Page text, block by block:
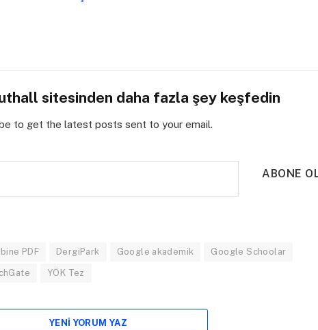
sitesinden daha fazla şey keşfedin
to get the latest posts sent to your email.
ABONE
PDF DergiPark Google akademik Google Schoolar
YÖK Tez
YENI YORUM YAZ